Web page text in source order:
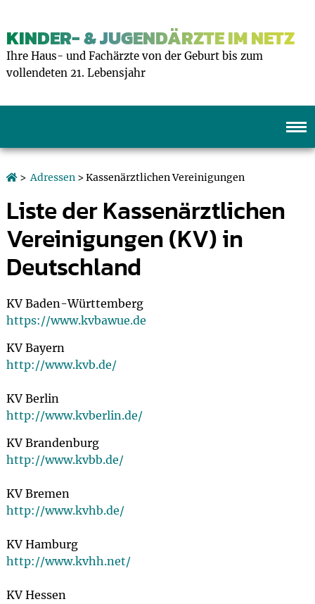
KINDER- & JUGENDÄRZTE IM NETZ
Ihre Haus- und Fachärzte von der Geburt bis zum
vollendeten 21. Lebensjahr
>Adressen> Kassenärztlichen Vereinigungen
Liste der Kassenärztlichen
Vereinigungen (KV) in
Deutschland
KV Baden-Württemberg
https://www.kvbawue.de
KV Bayern
http://www.kvb.de/
KV Berlin
http://www.kvberlin.de/
KV Brandenburg
http://www.kvbb.de/
KV Bremen
http://www.kvhb.de/
KV Hamburg
http://www.kvhh.net/
KV Hessen